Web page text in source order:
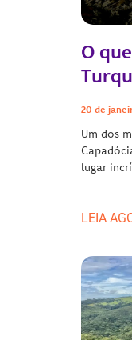
O
20 de
Um dos
lugar
LEIA